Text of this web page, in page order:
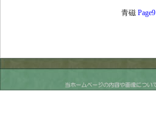
青磁 Page9